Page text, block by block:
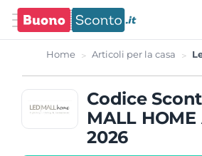
Home Articoli per la casa
Codice Sconto LED
MALL
2026